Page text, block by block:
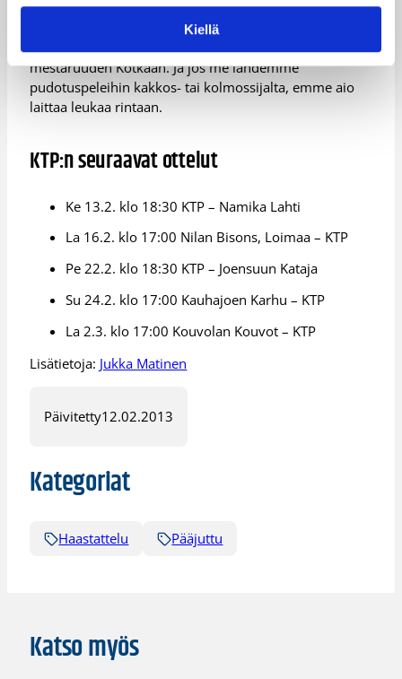
Kiellä
– Ykköstavoite on kuitenkin se, että tuomme keväällä
mestaruuden Kotkaan. Ja jos me lähdemme
pudotuspeleihin kakkos- tai kolmossijalta, emme aio
laittaa leukaa rintaan.
KTP:n seuraavat ottelut
Ke 13.2. klo 18:30 KTP – Namika Lahti
La 16.2. klo 17:00 Nilan Bisons, Loimaa – KTP
Pe 22.2. klo 18:30 KTP – Joensuun Kataja
Su 24.2. klo 17:00 Kauhajoen Karhu – KTP
La 2.3. klo 17:00 Kouvolan Kouvot – KTP
Lisätietoja: Jukka Matinen
Päivitetty12.02.2013
Kategoriat
Haastattelu Pääjuttu
Katso myös